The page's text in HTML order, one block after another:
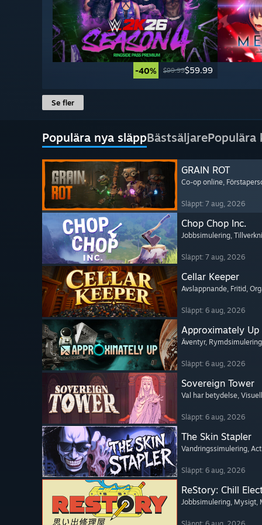
-40% $99.99$59.99
Se fler
Populära nya släppBästsäljarePopulära
GRAIN ROT
Co-op online,
Släppt: 7 aug, 2026
Chop Chop Inc.
Jobbsimulering,
Släppt: 7 aug, 2026
Cellar Keeper
Avslappnande, Fritid,
Släppt: 6 aug, 2026
Approximately Up
Äventyr, Rymdsimulering
Släppt: 6 aug, 2026
Sovereign Tower
Val har betydelse,
Släppt: 6 aug, 2026
The Skin Stapler
Vandringssimulering,
Släppt: 6 aug, 2026
ReStory: Chill
Jobbsimulering, Mysigt,